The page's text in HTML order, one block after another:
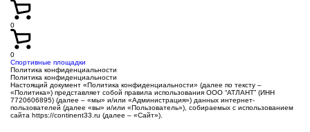
0
0
Спортивные площадки
Политика конфиденциальности
Политика конфиденциальности
Настоящий документ «Политика конфиденциальности» (далее по тексту –
«Политика») представляет собой правила использования ООО “АТЛАНТ” (ИНН
7720606895) (далее – «мы» и/или «Администрация») данных интернет-
пользователей (далее «вы» и/или «Пользователь»), собираемых с использованием
сайта https://continent33.ru (далее – «Сайт»).